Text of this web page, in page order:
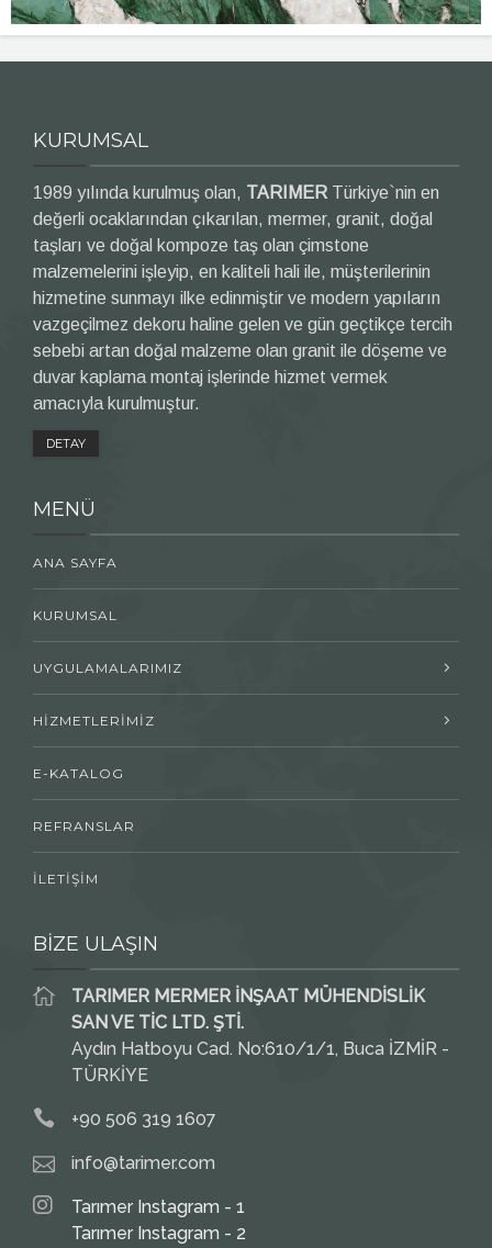
KURUMSAL
1989 yılında kurulmuş olan, TARIMER Türkiye`nin en
değerli ocaklarından çıkarılan, mermer, granit, doğal
taşları ve doğal kompoze taş olan çimstone
malzemelerini işleyip, en kaliteli hali ile, müşterilerinin
hizmetine sunmayı ilke edinmiştir ve modern yapıların
vazgeçilmez dekoru haline gelen ve gün geçtikçe tercih
sebebi artan doğal malzeme olan granit ile döşeme ve
duvar kaplama montaj işlerinde hizmet vermek
amacıyla kurulmuştur.
DETAY
MENÜ
ANA SAYFA
KURUMSAL
UYGULAMALARIMIZ
HİZMETLERİMİZ
E-KATALOG
REFRANSLAR
İLETİŞİM
BİZE ULAŞIN
TARIMER MERMER İNŞAAT MÜHENDİSLİK
SAN VE TİC LTD. ŞTİ.
Aydın Hatboyu Cad. No:610/1/1, Buca İZMİR -
TÜRKİYE
+90 506 319 1607
info@tarimer.com
Tarımer Instagram - 1
Tarımer Instagram - 2